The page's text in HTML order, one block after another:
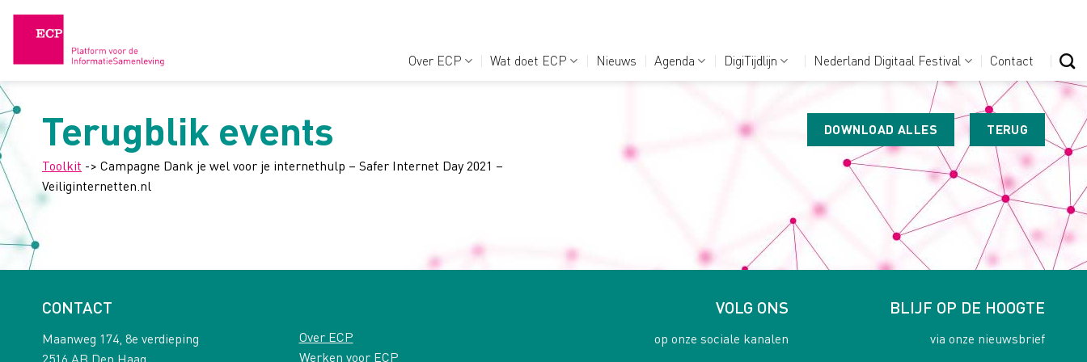
Over ECP Wat doet ECP Nieuws Agenda DigiTijdlijn Nederland Digitaal Festival Contact
Terugblik events
Toolkit -> Campagne Dank je wel voor je internethulp – Safer Internet Day 2021 –
Veiliginternetten.nl
DOWNLOAD ALLES TERUG
CONTACT
Maanweg 174, 8e verdieping
2516 AB Den Haag
Over ECP
Werken voor ECP
VOLG ONS
op onze sociale kanalen
BLIJF OP DE HOOGTE
via onze nieuwsbrief